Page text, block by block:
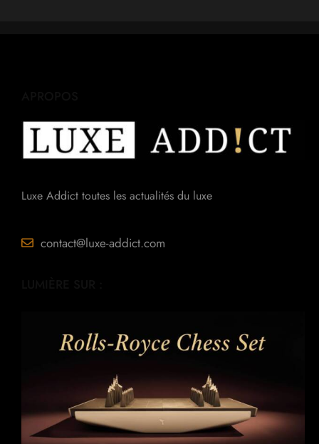
Luxe Addict toutes les actualités du luxe
contact@luxe-addict.com